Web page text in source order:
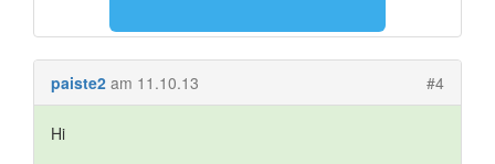
paiste2 am 11.10.13 #4
Hi